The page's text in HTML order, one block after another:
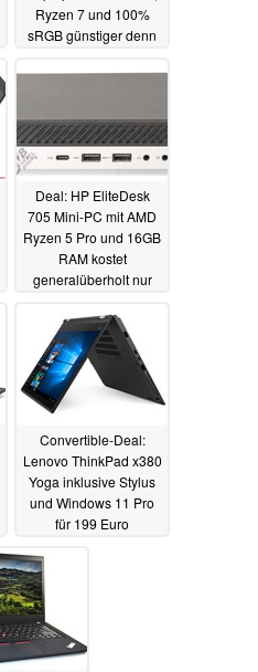
Ryzen 7 und 100%
sRGB günstiger denn
Deal: HP EliteDesk
705 Mini-PC mit AMD
Ryzen 5 Pro und 16GB
RAM kostet
generalüberholt nur
Convertible-Deal:
Lenovo ThinkPad x380
Yoga inklusive Stylus
und Windows 11 Pro
für 199 Euro